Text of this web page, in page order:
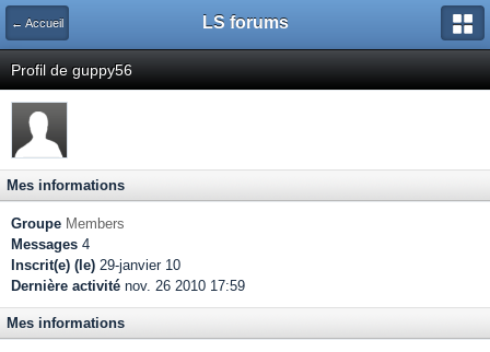
← Accueil LS forums
Profil de guppy56
Mes informations
Groupe Members
Messages 4
Inscrit(e) (le) 29-janvier 10
Dernière activité nov. 26 2010 17:59
Mes informations